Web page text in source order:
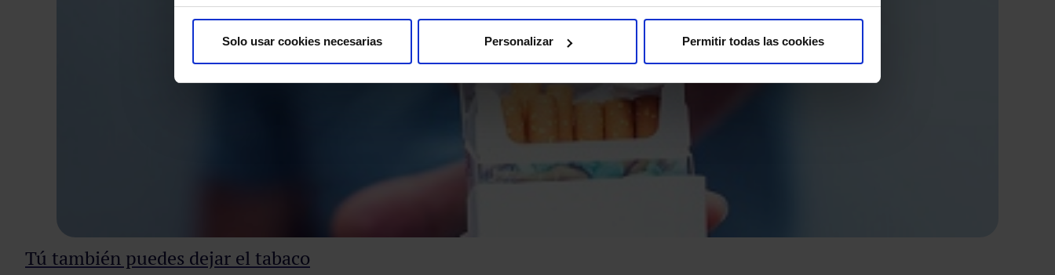
Solo usar cookies necesarias Personalizar Permitir todas las cookies
Tú también puedes dejar el tabaco